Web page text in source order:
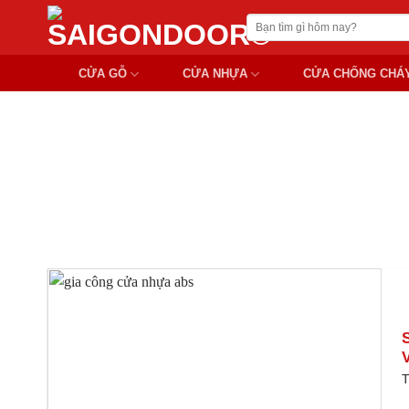
Chuyển
nội
Tìm
kiếm:
CỬA GỖ CỬA NHỰA CỬA CHỐNG